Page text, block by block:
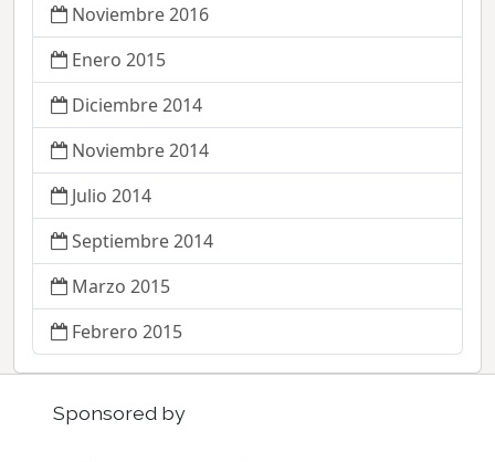
Noviembre 2016
Enero 2015
Diciembre 2014
Noviembre 2014
Julio 2014
Septiembre 2014
Marzo 2015
Febrero 2015
Sponsored by